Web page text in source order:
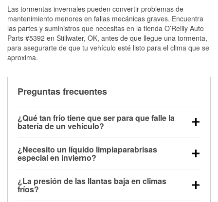
Las tormentas invernales pueden convertir problemas de
mantenimiento menores en fallas mecánicas graves. Encuentra
las partes y suministros que necesitas en la tienda O’Reilly Auto
Parts #5392 en Stillwater, OK, antes de que llegue una tormenta,
para asegurarte de que tu vehículo esté listo para el clima que se
aproxima.
Preguntas frecuentes
¿Qué tan frío tiene que ser para que falle la
batería de un vehículo?
debajo de los 32 °F y puede perder hasta la mitad de
su potencia de arranque cerca de los 0 °F, lo que
arranque.
¿Necesito un líquido limpiaparabrisas
especial en invierno?
la congelación y ayuda a disolver la sal y la nieve
derretida en la carretera para mejorar la visibilidad.
¿La presión de las llantas baja en climas
fríos?